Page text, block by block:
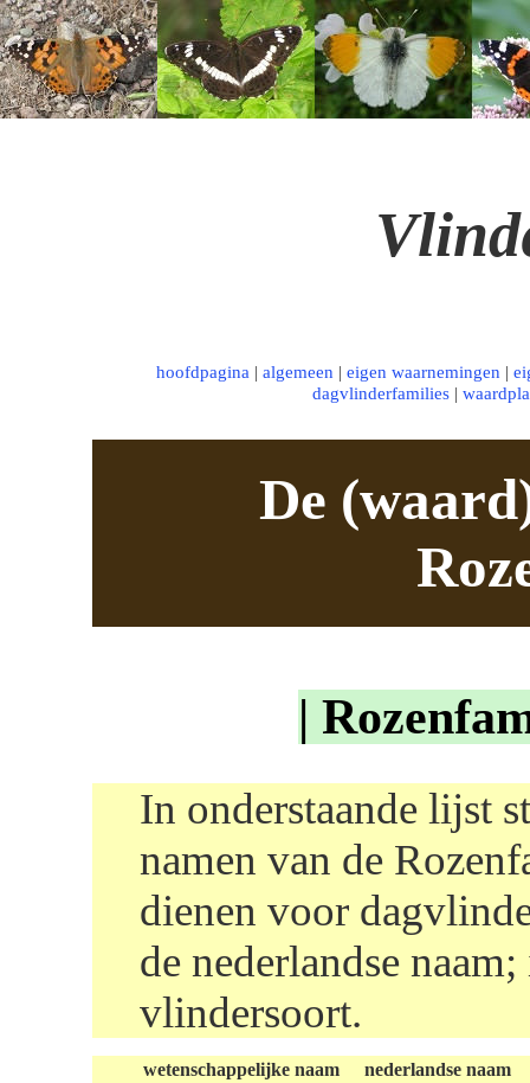
hoofdpagina | algemeen | eigen waarnemingen |
dagvlinderfamilies |
De
|
In onderstaande lijst
namen van de
dienen voor
de nederlandse
vlindersoort.
wetenschappelijke naam
nederlandse naam